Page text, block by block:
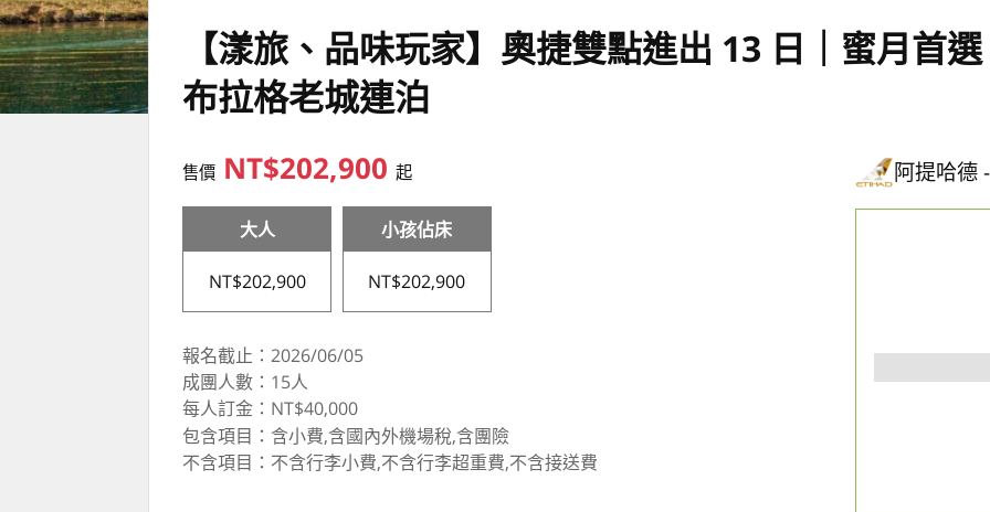
【漾旅、品味玩家】奧捷雙點進出 13 日｜蜜月首
布拉格老城連泊
售價 NT$202,900起
大人
NT$202,900
小孩佔床
NT$202,900
報名截止：2026/06/05
成團人數：15人
每人訂金：NT$40,000
包含項目：含小費,含國內外機場稅,含團險
不含項目：不含行李小費,不含行李超重費,不含接送費
阿提哈德